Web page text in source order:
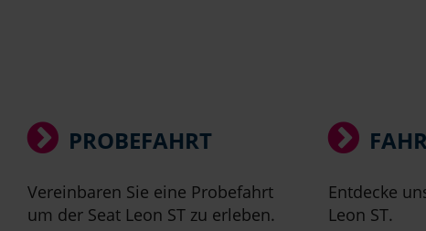
PROBEFAHRT
Vereinbaren Sie eine Probefahrt
um der Seat Leon ST zu erleben.
Entdecke
Leon ST.